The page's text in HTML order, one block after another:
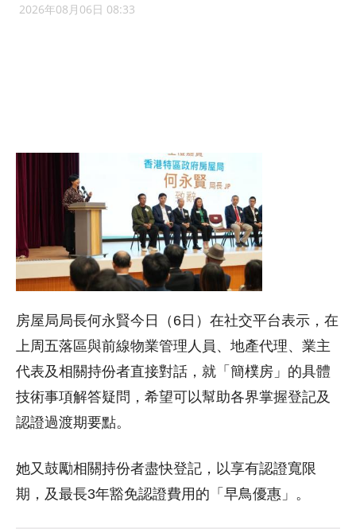
2026年08月06日 08:33
房屋局局長何永賢今日（6日）在社交平台表示，在
上周五落區與前線物業管理人員、地產代理、業主
代表及相關持份者直接對話，就「簡樸房」的具體
技術事項解答疑問，希望可以幫助各界掌握登記及
認證過渡期要點。
她又鼓勵相關持份者盡快登記，以享有認證寬限
期，及最長3年豁免認證費用的「早鳥優惠」。